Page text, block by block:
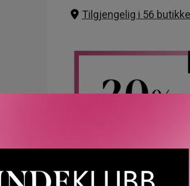
Tilgjengelig i 56
Rabatten aktiveres i
CAIA, Le Labo, LOEWE, Best